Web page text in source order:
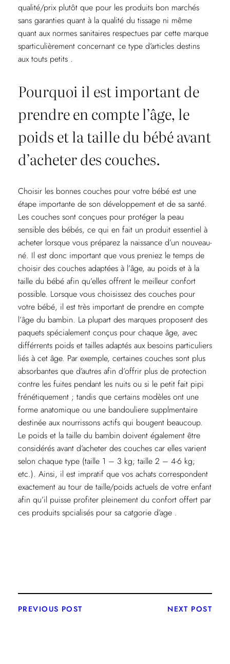
qualité/prix plutôt que pour les produits bon marchés
sans garanties quant à la qualité du tissage ni même
quant aux normes sanitaires respectues par cette marque
sparticulièrement concernant ce type d’articles destins
aux touts petits .
Pourquoi il est important de
prendre en compte l’âge, le
poids et la taille du bébé avant
d’acheter des couches.
Choisir les bonnes couches pour votre bébé est une
étape importante de son développement et de sa santé.
Les couches sont conçues pour protéger la peau
sensible des bébés, ce qui en fait un produit essentiel à
acheter lorsque vous préparez la naissance d’un nouveau-
né. Il est donc important que vous preniez le temps de
choisir des couches adaptées à l’âge, au poids et à la
taille du bébé afin qu’elles offrent le meilleur confort
possible. Lorsque vous choisissez des couches pour
votre bébé, il est très important de prendre en compte
l’âge du bambin. La plupart des marques proposent des
paquets spécialement conçus pour chaque âge, avec
différrents poids et tailles adaptés aux besoins particuliers
liés à cet âge. Par exemple, certaines couches sont plus
absorbantes que d’autres afin d’offrir plus de protection
contre les fuites pendant les nuits ou si le petit fait pipi
frénétiquement ; tandis que certains modèles ont une
forme anatomique ou une bandouliere supplmentaire
destinée aux nourrissons actifs qui bougent beaucoup.
Le poids et la taille du bambin doivent également être
considérés avant d’acheter des couches car elles varient
selon chaque type (taille 1 – 3 kg; taille 2 – 4-6 kg;
etc.). Ainsi, il est impratif que vos achats correspondent
exactement au tour de taille/poids actuels de votre enfant
afin qu’il puisse profiter pleinement du confort offert par
ces produits spcialisés pour sa catgorie d’age .
PREVIOUS POST NEXT POST